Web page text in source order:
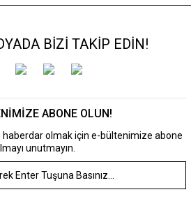
BİZİ TAKİP EDİN!
ABONE OLUN!
haberdar olmak için e-bültenimize abone
unutmayın.